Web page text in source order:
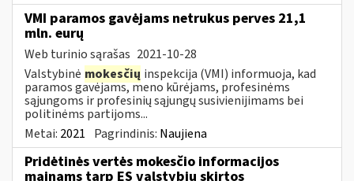
VMI paramos gavėjams netrukus perves 21,1
mln. eurų
Web turinio sąrašas 2021-10-28
Valstybinė mokesčių inspekcija (VMI) informuoja, kad
paramos gavėjams, meno kūrėjams, profesinėms
sąjungoms ir profesinių sąjungų susivienijimams bei
politinėms partijoms...
Metai: 2021 Pagrindinis: Naujiena
Pridėtinės vertės mokesčio informacijos
mainams tarp ES valstybių skirtos